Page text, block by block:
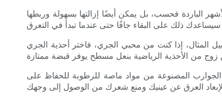
الباردة فحسب، بل يمكن أيضًا إزالتها بسهولة وربطها
المثال، إذا كنت من محبي الجري، فاختر أحذية الجري
الجوارب المصنوعة من مواد ماصة للرطوبة للحفاظ على